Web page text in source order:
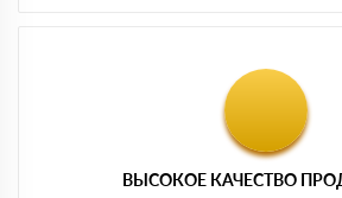
ВЫСОКОЕ КАЧЕСТВО